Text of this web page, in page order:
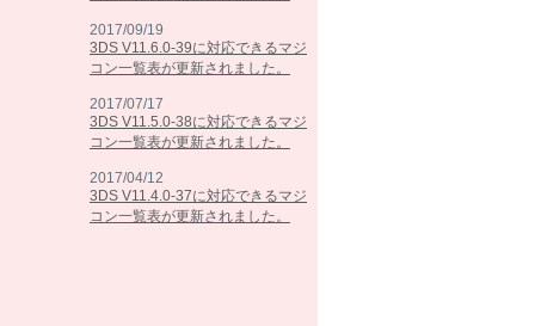
2017/09/19
3DS V11.6.0-39に対応できるマジ
コン一覧表が更新されました。
2017/07/17
3DS V11.5.0-38に対応できるマジ
コン一覧表が更新されました。
2017/04/12
3DS V11.4.0-37に対応できるマジ
コン一覧表が更新されました。